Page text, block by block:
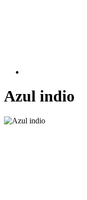
Azul indio